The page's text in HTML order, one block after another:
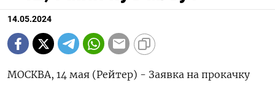
14.05.2024
МОСКВА, 14 мая (Рейтер) - Заявка на прокачку